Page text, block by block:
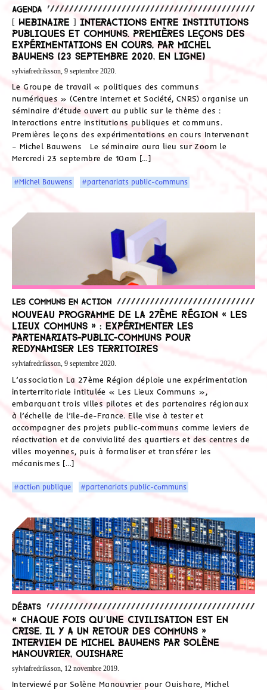
Agenda
[ Webinaire ] Interactions entre institutions
publiques et communs. Premières leçons des
expérimentations en cours, par Michel
Bauwens (23 septembre 2020, en ligne)
sylviafredriksson, 9 septembre 2020.
Le Groupe de travail « politiques des communs
numériques » (Centre Internet et Société, CNRS) organise un
séminaire d’étude ouvert au public sur le thème des :
Interactions entre institutions publiques et communs.
Premières leçons des expérimentations en cours Intervenant
– Michel Bauwens Le séminaire aura lieu sur Zoom le
Mercredi 23 septembre de 10am […]
#Michel Bauwens #partenariats public-communs
Les communs en action
Nouveau programme de la 27ème Région « Les
Lieux Communs » : expérimenter les
partenariats-public-communs pour
redynamiser les territoires
sylviafredriksson, 9 septembre 2020.
L’association La 27ème Région déploie une expérimentation
interterritoriale intitulée « Les Lieux Communs »,
embarquant trois villes pilotes et des partenaires régionaux
à l’échelle de l’Ile-de-France. Elle vise à tester et
accompagner des projets public-communs comme leviers de
réactivation et de convivialité des quartiers et des centres de
villes moyennes, puis à formaliser et transférer les
mécanismes […]
#action publique #partenariats public-communs
Débats
« Chaque fois qu’une civilisation est en
crise, il y a un retour des communs »
Interview de Michel Bauwens par Solène
Manouvrier, Ouishare
sylviafredriksson, 12 novembre 2019.
Interviewé par Solène Manouvrier pour Ouishare, Michel